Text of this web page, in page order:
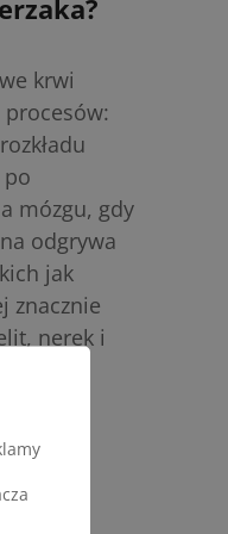
krwi
mózgu, gdy
odgrywa
jak
znacznie
nerek i